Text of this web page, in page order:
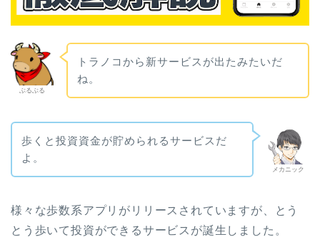
ぶるぶる
トラノコから新サービスが出たみたいだ
ね。
メカニック
歩くと投資資金が貯められるサービスだ
よ。
様々な歩数系アプリがリリースされていますが、とう
とう歩いて投資ができるサービスが誕生しました。